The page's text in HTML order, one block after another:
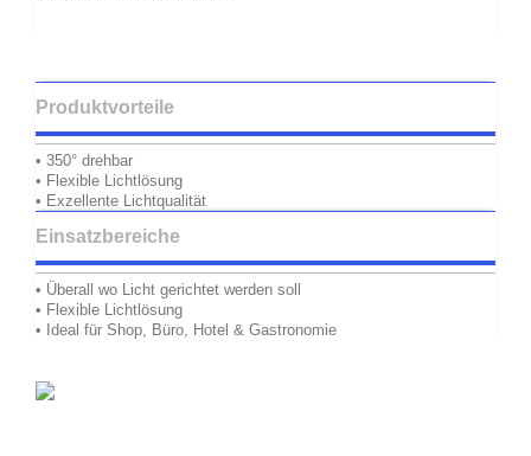
Produktvorteile
• 350° drehbar
• Flexible Lichtlösung
• Exzellente Lichtqualität
Einsatzbereiche
• Überall wo Licht gerichtet werden soll
• Flexible Lichtlösung
• Ideal für Shop, Büro, Hotel & Gastronomie